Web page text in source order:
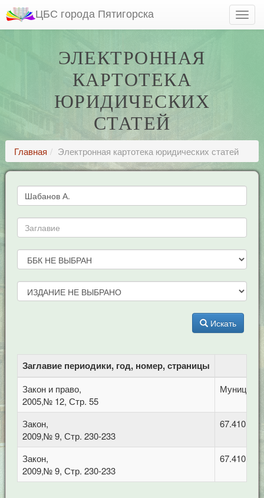
ЦБС города Пятигорска
ЭЛЕКТРОННАЯ
КАРТОТЕКА
ЮРИДИЧЕСКИХ
СТАТЕЙ
Главная Электронная картотека юридических статей
Искать
Заглавие периодики, год, номер, страницы
Закон и право,
2005,№ 12, Стр. 55
Закон,
2009,№ 9, Стр. 230-233
67.410
Закон,
2009,№ 9, Стр. 230-233
67.410